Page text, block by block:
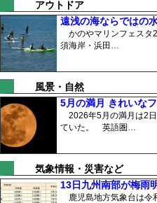
アウトドア
遠浅の海ならではの
かのやマリンフェスタ
須海岸・浜田…
風景・自然
5月の満月 きれいな
2026年5月の満月は2
ていた。 英語圏…
気象情報・災害など
13日九州南部が梅雨
鹿児島地方気象台は令